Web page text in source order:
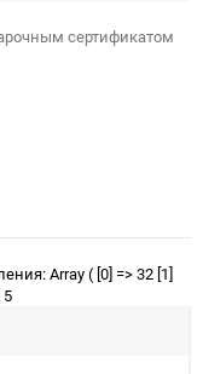
сертификатом
Array ( [0] => 32 [1]
5